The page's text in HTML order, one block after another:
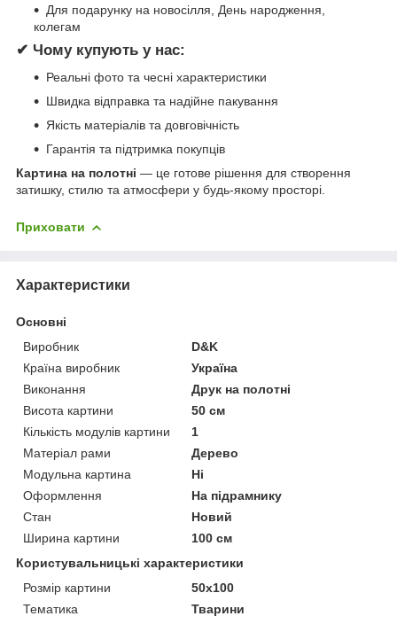
Для подарунку на новосілля, День народження,
колегам
✔ Чому купують у нас:
Реальні фото та чесні характеристики
Швидка відправка та надійне пакування
Якість матеріалів та довговічність
Гарантія та підтримка покупців
Картина на полотні — це готове рішення для створення
затишку, стилю та атмосфери у будь-якому просторі.
Приховати
Характеристики
Основні
Виробник
D&K
Країна виробник
Україна
Виконання
Друк на полотні
Висота картини
50 см
Кількість модулів картини
1
Матеріал рами
Дерево
Модульна картина
Ні
Оформлення
На підрамнику
Стан
Новий
Ширина картини
100 см
Користувальницькі характеристики
Розмір картини
50х100
Тематика
Тварини